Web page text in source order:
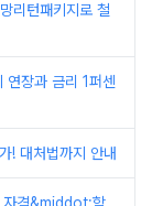
리턴패키지로 철
연장과 금리 1퍼센
! 대처법까지 안내